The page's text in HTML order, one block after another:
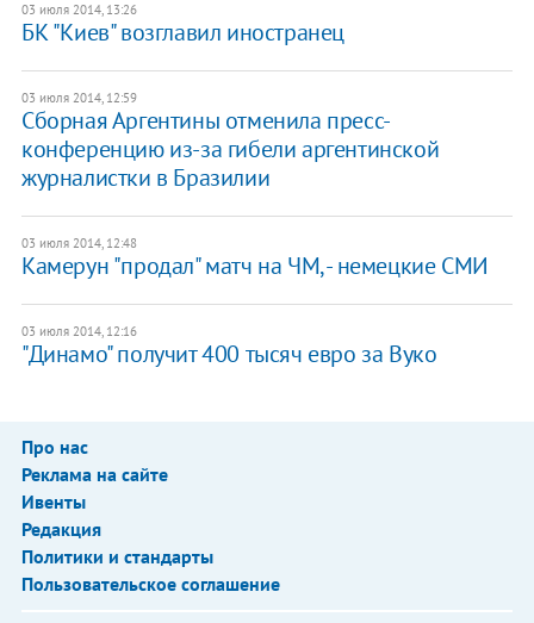
03 июля 2014, 13:26
БК "Киев" возглавил иностранец
03 июля 2014, 12:59
Сборная Аргентины отменила пресс-
конференцию из-за гибели аргентинской
журналистки в Бразилии
03 июля 2014, 12:48
Камерун "продал" матч на ЧМ, - немецкие СМИ
03 июля 2014, 12:16
"Динамо" получит 400 тысяч евро за Вуко
Про нас
Реклама на сайте
Ивенты
Редакция
Политики и стандарты
Пользовательское соглашение